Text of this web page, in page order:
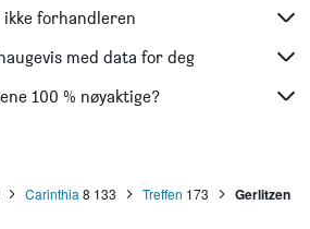
forhandleren
med data for deg
100 % nøyaktige?
Carinthia 8 133 Treffen 173 Gerlitzen